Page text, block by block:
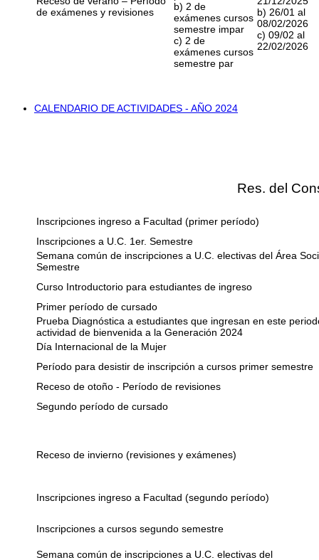
de exámenes y revisiones
b) 2 de
exámenes cursos
semestre impar
c) 2 de
exámenes cursos
semestre par
b) 26/01 al
08/02/2026
c) 09/02 al
22/02/2026
CALENDARIO DE ACTIVIDADES - AÑO 2024
Res. del
Inscripciones ingreso a Facultad (primer período)
Inscripciones a U.C. 1er. Semestre
Semana común de inscripciones a U.C. electivas del Área
Semestre
Curso Introductorio para estudiantes de ingreso
Primer período de cursado
Prueba Diagnóstica a estudiantes que ingresan en este
actividad de bienvenida a la Generación 2024
Día Internacional de la Mujer
Período para desistir de inscripción a cursos primer semestre
Receso de otoño - Período de revisiones
Segundo período de cursado
Receso de invierno (revisiones y exámenes)
Inscripciones ingreso a Facultad (segundo período)
Inscripciones a cursos segundo semestre
Semana común de inscripciones a U.C. electivas del